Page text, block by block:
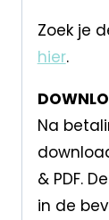
Zoek je
hier.
Na
& PDF.
in de